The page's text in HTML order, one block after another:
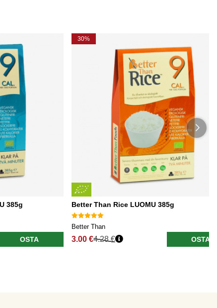
385g
OSTA
30%
Better Than Rice LUOMU 385g
Better Than
3.00 €4.28 € OSTA